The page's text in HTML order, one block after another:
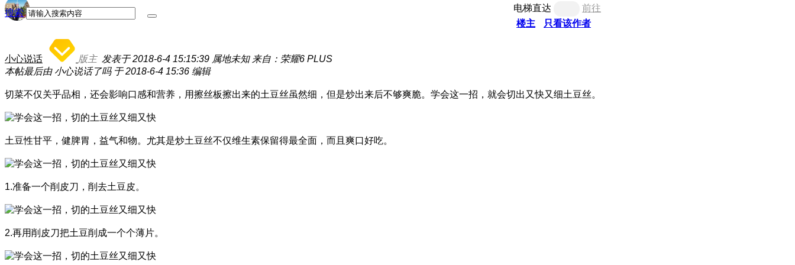
搜索 电梯直达
前往
楼主
只看该作者
小心说话 版主 发表于 2018-6-4 15:15:39 属地未知 来自：荣耀6 PLUS
本帖最后由 小心说话了吗 于 2018-6-4 15:36 编辑
切菜不仅关乎品相，还会影响口感和营养，用擦丝板擦出来的土豆丝虽然细，但是炒出来后不够爽脆。学会这一招，就会切出又快又细土豆丝。
土豆性甘平，健脾胃，益气和物。尤其是炒土豆丝不仅维生素保留得最全面，而且爽口好吃。
1.准备一个削皮刀，削去土豆皮。
2.再用削皮刀把土豆削成一个个薄片。